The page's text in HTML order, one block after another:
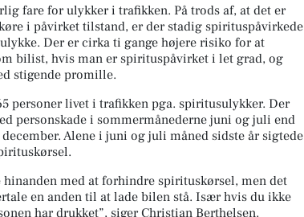
fare for ulykker i trafikken. På trods af, at det er
i påvirket tilstand, er der stadig spirituspåvirkede
Der er cirka ti gange højere risiko for at
bilist, hvis man er spirituspåvirket i let grad, og
stigende promille.
personer livet i trafikken pga. spiritusulykker. Der
personskade i sommermånederne juni og juli end
Alene i juni og juli måned sidste år sigtede
med at forhindre spirituskørsel, men det
en anden til at lade bilen stå. Især hvis du ikke
har drukket”, siger Christian Berthelsen.